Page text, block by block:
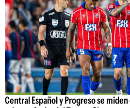
Central Español y Progreso se